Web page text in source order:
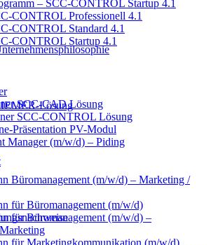
Lösung
– SCC-CONTROL Startup 4.1
CONTROL Professionell 4.1
CONTROL Standard 4.1
CONTROL Startup 4.1
SCC-CAD Lösung
SCC-CONTROL Lösung
Präsentation PV-Modul
Manager (m/w/d) – Piding
Büromanagement (m/w/d) – Marketing /
für Büromanagement (m/w/d)
für Büromanagement (m/w/d) –
für Marketingkommunikation (m/w/d)